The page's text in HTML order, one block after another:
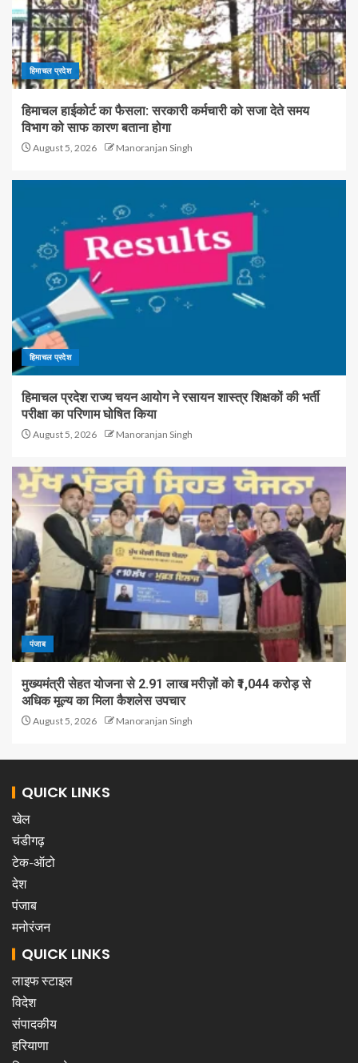
हिमाचल प्रदेश
हिमाचल हाईकोर्ट का फैसला: सरकारी कर्मचारी को सजा देते समय
विभाग को साफ कारण बताना होगा
August 5, 2026 Manoranjan Singh
हिमाचल प्रदेश
हिमाचल प्रदेश राज्य चयन आयोग ने रसायन शास्त्र शिक्षकों की भर्ती
परीक्षा का परिणाम घोषित किया
August 5, 2026 Manoranjan Singh
पंजाब
मुख्यमंत्री सेहत योजना से 2.91 लाख मरीज़ों को ₹1,044 करोड़ से
अधिक मूल्य का मिला कैशलेस उपचार
August 5, 2026 Manoranjan Singh
QUICK LINKS
खेल
चंडीगढ़
टेक-ऑटो
देश
पंजाब
मनोरंजन
QUICK LINKS
लाइफ स्टाइल
विदेश
संपादकीय
हरियाणा